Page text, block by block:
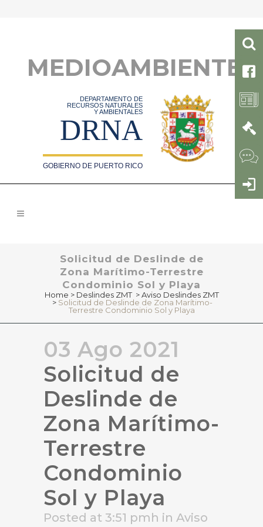
MEDIOAMBIENTE
DEPARTAMENTO DE
RECURSOS NATURALES
Y AMBIENTALES
DRNA
GOBIERNO DE PUERTO RICO
Solicitud de Deslinde de
Zona Marítimo-Terrestre
Condominio Sol y Playa
Home > Deslindes ZMT >Aviso Deslindes ZMT
> Solicitud de Deslinde de Zona Marítimo-
Terrestre Condominio Sol y Playa
03 Ago 2021
Solicitud de
Deslinde de
Zona Marítimo-
Terrestre
Condominio
Sol y Playa
Posted at 3:51 pmh in Aviso